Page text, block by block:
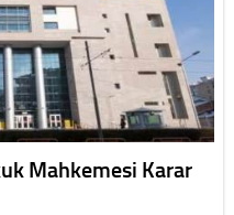
Mahkemesi Karar